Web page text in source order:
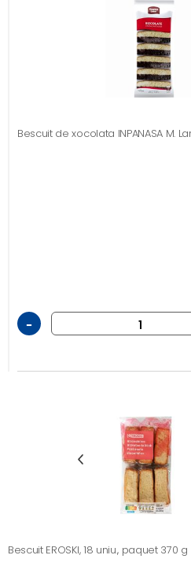
Bescuit de xocolata INPANASA M.
-
Bescuit EROSKI, 18 uniu., paquet 370 g